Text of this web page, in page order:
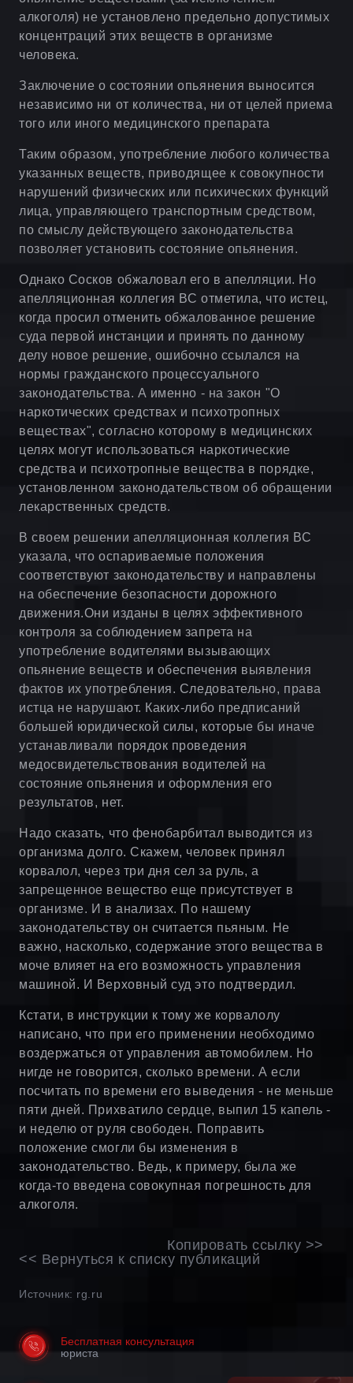
алкоголя) не установлено предельно допустимых
концентраций этих веществ в организме
человека.
Заключение о состоянии опьянения выносится
независимо ни от количества, ни от целей приема
того или иного медицинского препарата
Таким образом, употребление любого количества
указанных веществ, приводящее к совокупности
нарушений физических или психических функций
лица, управляющего транспортным средством,
по смыслу действующего законодательства
позволяет установить состояние опьянения.
Однако Сосков обжаловал его в апелляции. Но
апелляционная коллегия ВС отметила, что истец,
когда просил отменить обжалованное решение
суда первой инстанции и принять по данному
делу новое решение, ошибочно ссылался на
нормы гражданского процессуального
законодательства. А именно - на закон "О
наркотических средствах и психотропных
веществах", согласно которому в медицинских
целях могут использоваться наркотические
средства и психотропные вещества в порядке,
установленном законодательством об обращении
лекарственных средств.
В своем решении апелляционная коллегия ВС
указала, что оспариваемые положения
соответствуют законодательству и направлены
на обеспечение безопасности дорожного
движения.Они изданы в целях эффективного
контроля за соблюдением запрета на
употребление водителями вызывающих
опьянение веществ и обеспечения выявления
фактов их употребления. Следовательно, права
истца не нарушают. Каких-либо предписаний
большей юридической силы, которые бы иначе
устанавливали порядок проведения
медосвидетельствования водителей на
состояние опьянения и оформления его
результатов, нет.
Надо сказать, что фенобарбитал выводится из
организма долго. Скажем, человек принял
корвалол, через три дня сел за руль, а
запрещенное вещество еще присутствует в
организме. И в анализах. По нашему
законодательству он считается пьяным. Не
важно, насколько, содержание этого вещества в
моче влияет на его возможность управления
машиной. И Верховный суд это подтвердил.
Кстати, в инструкции к тому же корвалолу
написано, что при его применении необходимо
воздержаться от управления автомобилем. Но
нигде не говорится, сколько времени. А если
посчитать по времени его выведения - не меньше
пяти дней. Прихватило сердце, выпил 15 капель -
и неделю от руля свободен. Поправить
положение смогли бы изменения в
законодательство. Ведь, к примеру, была же
когда-то введена совокупная погрешность для
алкоголя.
Копировать ссылку >>
<< Вернуться к списку публикаций
Источник: rg.ru
Бесплатная консультация
юриста